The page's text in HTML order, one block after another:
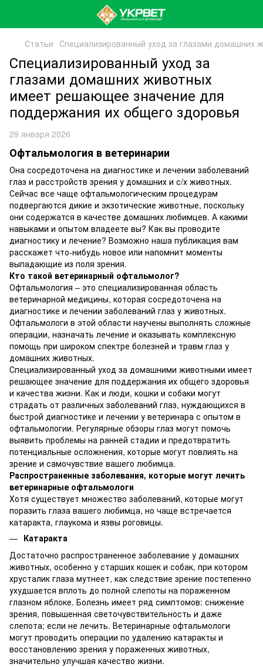
Статьи Специализированный уход за глазами
Специализированный уход за
глазами домашних животных
имеет решающее значение для
поддержания их общего здоровья
29 января 2026
Офтальмология в ветеринарии
Она сосредоточена на диагностике и лечении заболеваний
глаз и расстройств зрения у домашних и с/х животных.
Сейчас все чаще офтальмологическим процедурам
подвергаются дикие и экзотические животные, поскольку
они содержатся в качестве домашних любимцев. А какими
навыками и опытом владеете вы? Как вы проводите
диагностику и лечение? Возможно наша публикация вам
расскажет что-нибудь новое или напомнит моменты
выпадающие из поля зрения.
Кто такой ветеринарный офтальмолог?
Офтальмология – это специализированная область
ветеринарной медицины, которая сосредоточена на
диагностике и лечении заболеваний глаз у животных.
Офтальмологи в этой области научены выполнять сложные
операции, назначать лечение и оказывать комплексную
помощь при широком спектре болезней и травм глаз у
домашних животных.
Специализированный уход за домашними животными имеет
решающее значение для поддержания их общего здоровья
и качества жизни. Как и люди, кошки и собаки могут
страдать от различных заболеваний глаз, нуждающихся в
быстрой диагностике и лечении у ветеринара с опытом в
офтальмологии. Регулярные обзоры глаз могут помочь
выявить проблемы на ранней стадии и предотвратить
потенциальные осложнения, которые могут повлиять на
зрение и самочувствие вашего любимца.
Распространенные заболевания, которые могут лечить
ветеринарные офтальмологи
Хотя существует множество заболеваний, которые могут
поразить глаза вашего любимца, но чаще встречается
катаракта, глаукома и язвы роговицы.
Катаракта
Достаточно распространенное заболевание у домашних
животных, особенно у старших кошек и собак, при котором
хрусталик глаза мутнеет, как следствие зрение постепенно
ухудшается вплоть до полной слепоты на пораженном
глазном яблоке. Болезнь имеет ряд симптомов: снижение
зрения, повышенная светочувствительность и даже
слепота; если не лечить. Ветеринарные офтальмологи
могут проводить операции по удалению катаракты и
восстановлению зрения у пораженных животных,
значительно улучшая качество жизни.